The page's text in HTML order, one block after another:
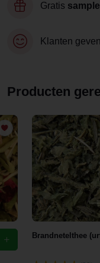
Gratis sample
Klanten
Producten
Brandnetelthee